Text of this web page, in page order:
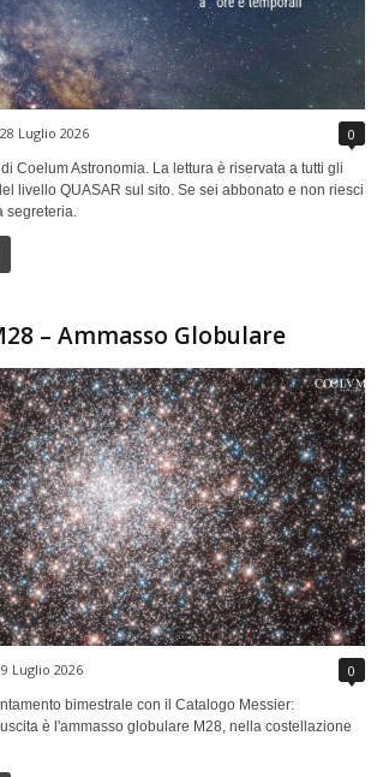
28 Luglio 2026 0
Coelum Astronomia. La lettura è riservata a tutti gli
livello QUASAR sul sito. Se sei abbonato e non riesci
segreteria.
– Ammasso Globulare
Luglio 2026 0
bimestrale con il Catalogo Messier:
è l'ammasso globulare M28, nella costellazione